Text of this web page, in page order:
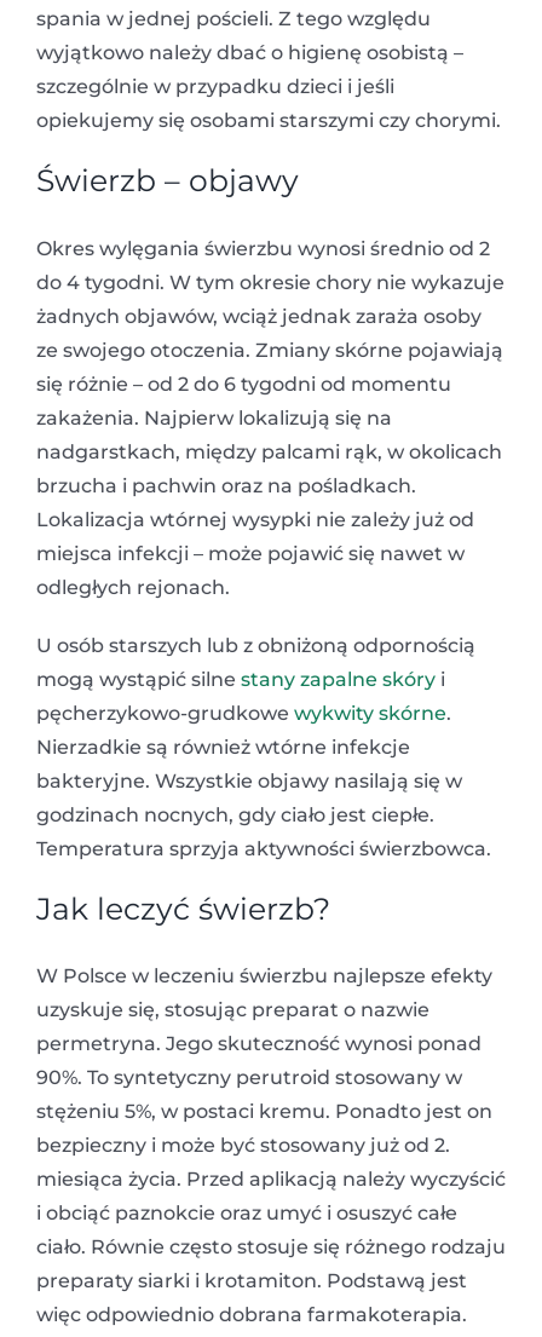
spania w jednej pościeli. Z tego względu
wyjątkowo należy dbać o higienę osobistą –
szczególnie w przypadku dzieci i jeśli
opiekujemy się osobami starszymi czy chorymi.
Świerzb – objawy
Okres wylęgania świerzbu wynosi średnio od 2
do 4 tygodni. W tym okresie chory nie wykazuje
żadnych objawów, wciąż jednak zaraża osoby
ze swojego otoczenia. Zmiany skórne pojawiają
się różnie – od 2 do 6 tygodni od momentu
zakażenia. Najpierw lokalizują się na
nadgarstkach, między palcami rąk, w okolicach
brzucha i pachwin oraz na pośladkach.
Lokalizacja wtórnej wysypki nie zależy już od
miejsca infekcji – może pojawić się nawet w
odległych rejonach.
U osób starszych lub z obniżoną odpornością
mogą wystąpić silne stany zapalne skóry i
pęcherzykowo-grudkowe wykwity skórne.
Nierzadkie są również wtórne infekcje
bakteryjne. Wszystkie objawy nasilają się w
godzinach nocnych, gdy ciało jest ciepłe.
Temperatura sprzyja aktywności świerzbowca.
Jak leczyć świerzb?
W Polsce w leczeniu świerzbu najlepsze efekty
uzyskuje się, stosując preparat o nazwie
permetryna. Jego skuteczność wynosi ponad
90%. To syntetyczny perutroid stosowany w
stężeniu 5%, w postaci kremu. Ponadto jest on
bezpieczny i może być stosowany już od 2.
miesiąca życia. Przed aplikacją należy wyczyścić
i obciąć paznokcie oraz umyć i osuszyć całe
ciało. Równie często stosuje się różnego rodzaju
preparaty siarki i krotamiton. Podstawą jest
więc odpowiednio dobrana farmakoterapia.